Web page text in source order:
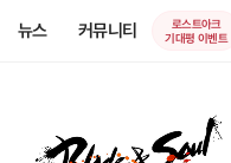
뉴스 커뮤니티
로스트아크
기대평 이벤트